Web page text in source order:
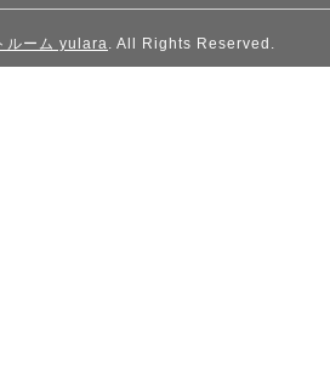
ルーム yulara. All Rights Reserved.